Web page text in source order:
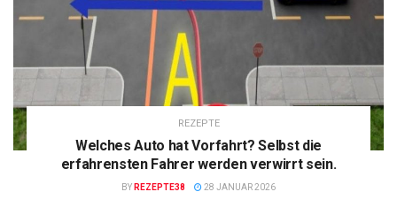
REZEPTE
Welches Auto hat Vorfahrt? Selbst die
erfahrensten Fahrer werden verwirrt sein.
BY REZEPTE38 28 JANUAR 2026